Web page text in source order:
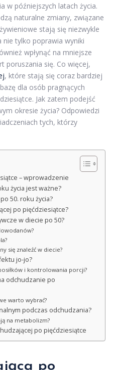
w późniejszych latach życia.
naturalne zmiany, związane
stają się niezwykle
nie tylko poprawia wyniki
wpłynąć na mniejsze
poruszania się. Co więcej,
, które stają się coraz bardziej
dla osób pragnących
Jak zatem podejść
okresie życia? Odpowiedzi
tych, którzy
– wprowadzenie
życia jest ważne?
50. roku życia?
po pięćdziesiątce?
w diecie po 50?
się znaleźć w diecie?
jo-jo?
i kontrolowania porcji?
odchudzanie po
warto wybrać?
podczas odchudzania?
na metabolizm?
po pięćdziesiątce
po